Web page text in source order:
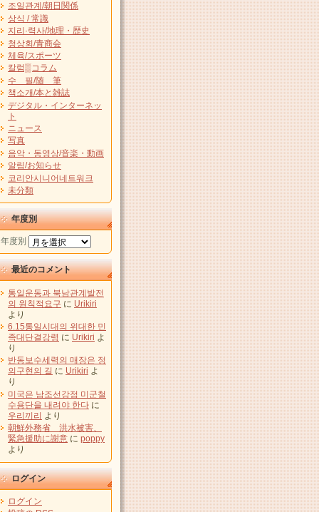
조일관계/朝日関係
상식 / 常識
지리·력사/地理・歴史
청상회/青商会
체육/スポーツ
칼럼▒コラム
수 필/随 筆
책소개/本と雑誌
デジタル・インターネッ
ト
ニュース
写真
음악・동영상/音楽・動画
알림/お知らせ
코리안시니어네트워크
未分類
年度別
年度別
最近のコメント
통일운동과 북남관계발전
의 원칙적요구 に Urikiri
より
6.15통일시대의 위대한 민
족대단결강령 に Urikiri よ
り
반동보수세력의 매장은 정
의구현의 길 に Urikiri よ
り
미국은 남조선강점 미군철
수용단을 내려야 한다 に
우리끼리 より
朝鮮外務省 洪水被害、
緊急援助に謝意 に poppy
より
ログイン
ログイン